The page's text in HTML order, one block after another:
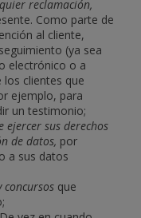
reclamación,
Como parte de
al cliente,
(ya sea
electrónico o a
los clientes que
ejemplo, para
un testimonio;
ejercer sus derechos
de datos, por
a sus datos
que